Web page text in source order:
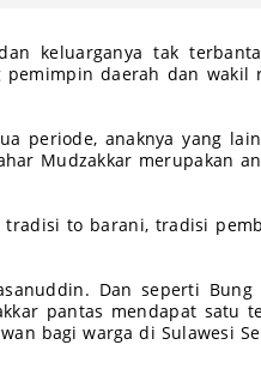
keluarganya tak
pemimpin daerah dan wakil
periode, anaknya yang
Mudzakkar merupakan
tradisi to barani, tradisi
Dan seperti Bung
pantas mendapat satu
bagi warga di Sulawesi